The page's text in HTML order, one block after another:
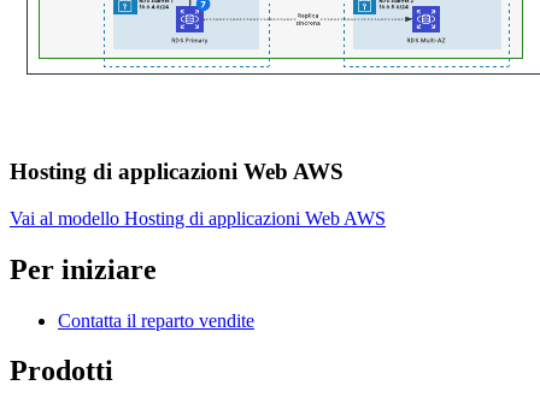
Hosting di applicazioni Web AWS
Vai al modello Hosting di applicazioni Web AWS
Per iniziare
Contatta il reparto vendite
Prodotti